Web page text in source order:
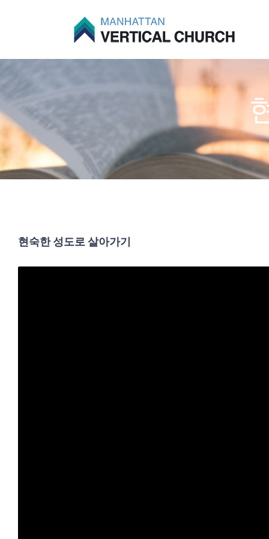
현숙한 성도로 살아가기